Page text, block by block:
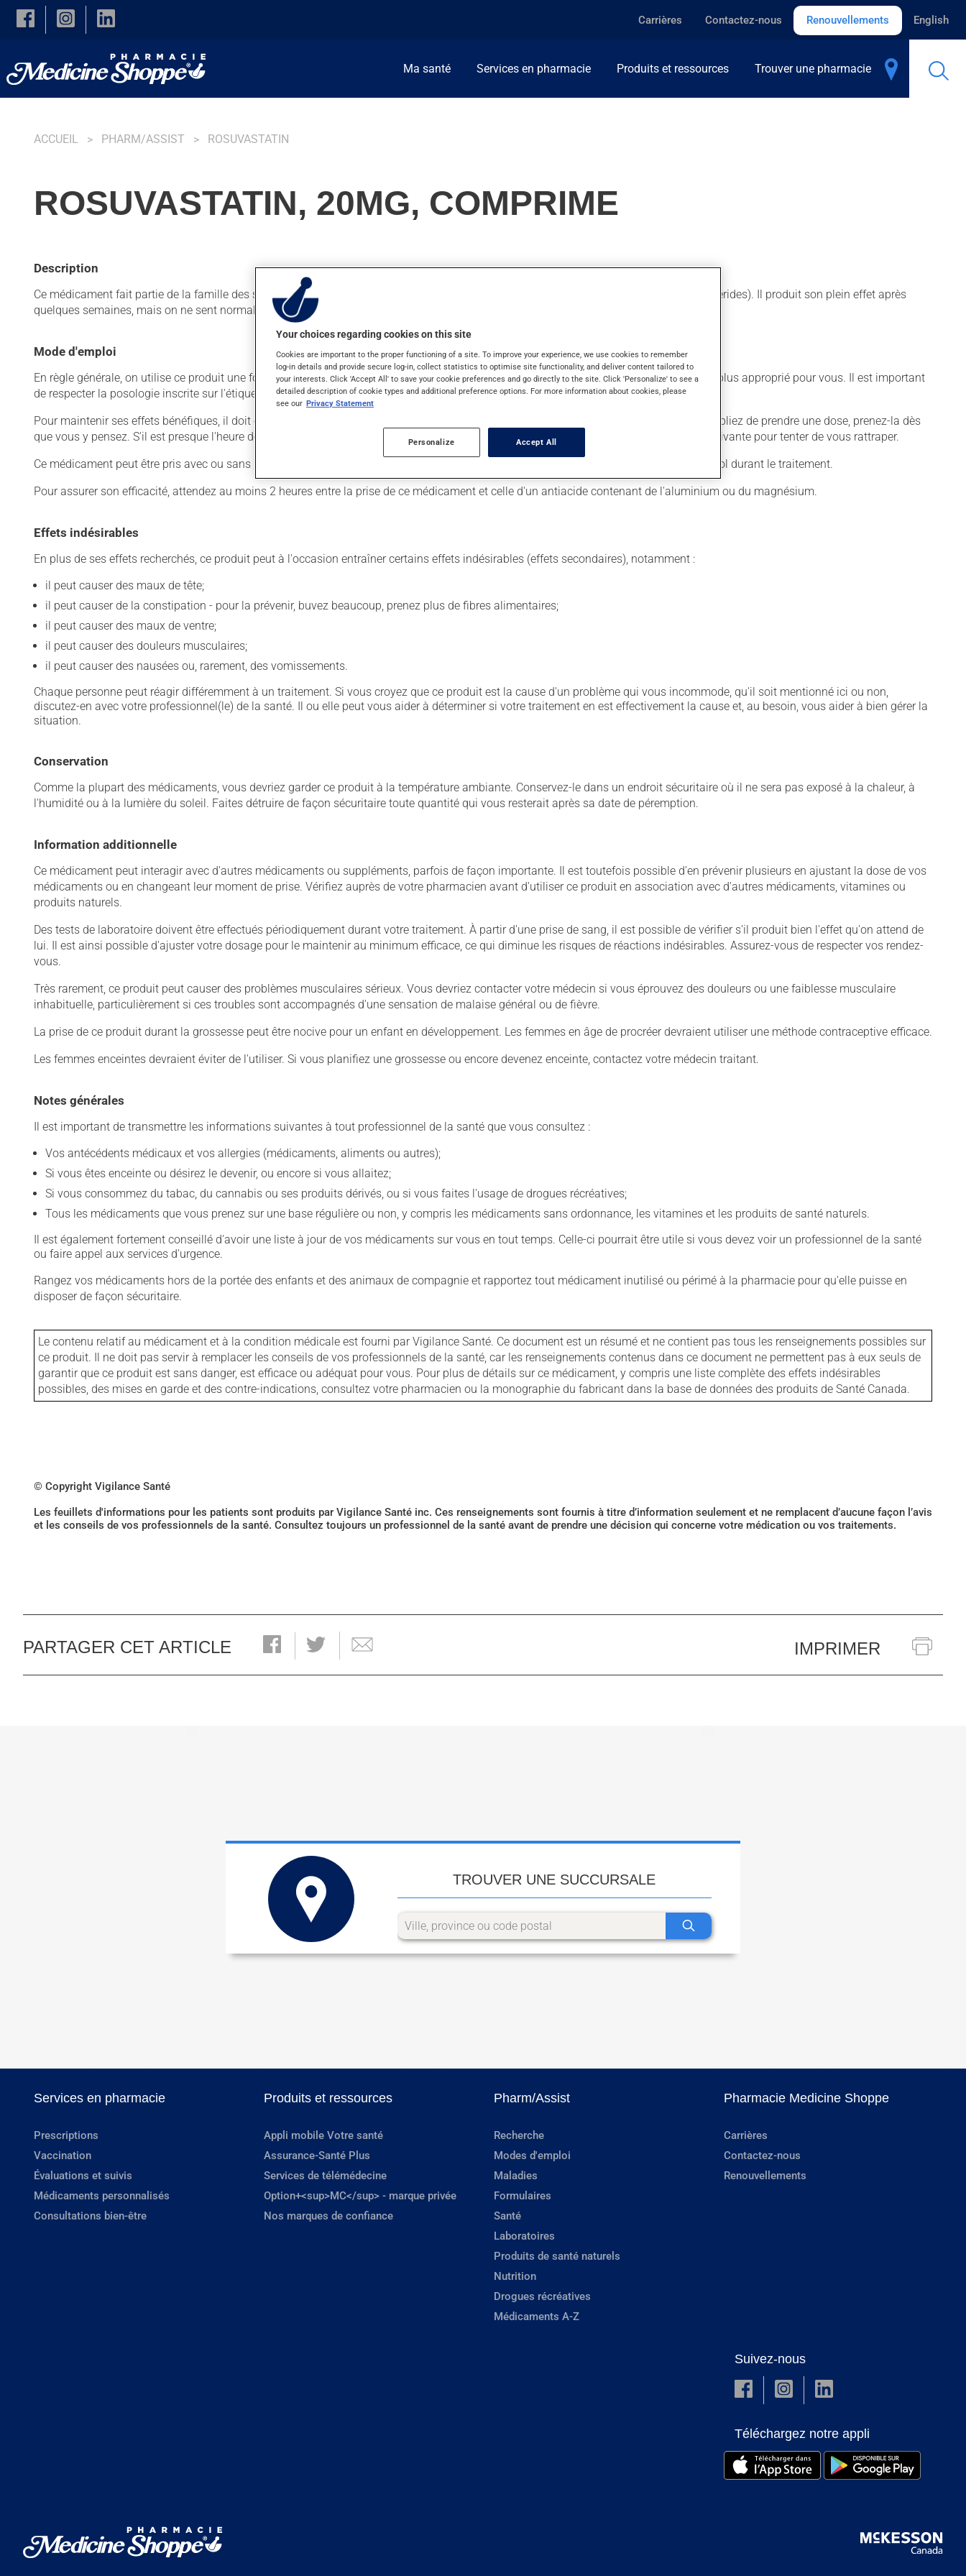
Skip to main content
Carrières Contactez-nous Renouvellements English
Ma santé Services en pharmacie Produits et ressources Trouver une pharmacie
ACCUEIL PHARM/ASSIST ROSUVASTATIN
ROSUVASTATIN, 20MG, COMPRIME
Description
Ce médicament fait partie de la famille des statines. Habituellement, on l'utilise pour diminuer les gras dans le sang (cholestérol / triglycérides). Il produit son plein effet après
quelques semaines, mais on ne sent normalement pas son action.
Mode d'emploi
En règle générale, on utilise ce produit une fois par jour. Il est possible que votre pharmacien vous ait indiqué un horaire différent qui est plus approprié pour vous. Il est important
de respecter la posologie inscrite sur l'étiquette. N'en utilisez pas plus, ni plus souvent qu'indiqué.
Pour maintenir ses effets bénéfiques, il doit être utilisé de façon régulière et continue. Assurez-vous de ne jamais en manquer. Si vous oubliez de prendre une dose, prenez-la dès
que vous y pensez. S'il est presque l'heure de votre dose suivante, laissez simplement tomber la dose oubliée. Ne doublez pas la dose suivante pour tenter de vous rattraper.
Ce médicament peut être pris avec ou sans nourriture, sans égard aux repas ou aux collations. Évitez la consommation excessive d'alcool durant le traitement.
Pour assurer son efficacité, attendez au moins 2 heures entre la prise de ce médicament et celle d'un antiacide contenant de l'aluminium ou du magnésium.
Effets indésirables
En plus de ses effets recherchés, ce produit peut à l'occasion entraîner certains effets indésirables (effets secondaires), notamment :
il peut causer des maux de tête;
il peut causer de la constipation - pour la prévenir, buvez beaucoup, prenez plus de fibres alimentaires;
il peut causer des maux de ventre;
il peut causer des douleurs musculaires;
il peut causer des nausées ou, rarement, des vomissements.
Chaque personne peut réagir différemment à un traitement. Si vous croyez que ce produit est la cause d'un problème qui vous incommode, qu'il soit mentionné ici ou non,
discutez-en avec votre professionnel(le) de la santé. Il ou elle peut vous aider à déterminer si votre traitement en est effectivement la cause et, au besoin, vous aider à bien gérer la
situation.
Conservation
Comme la plupart des médicaments, vous devriez garder ce produit à la température ambiante. Conservez-le dans un endroit sécuritaire où il ne sera pas exposé à la chaleur, à
l'humidité ou à la lumière du soleil. Faites détruire de façon sécuritaire toute quantité qui vous resterait après sa date de péremption.
Information additionnelle
Ce médicament peut interagir avec d'autres médicaments ou suppléments, parfois de façon importante. Il est toutefois possible d'en prévenir plusieurs en ajustant la dose de vos
médicaments ou en changeant leur moment de prise. Vérifiez auprès de votre pharmacien avant d'utiliser ce produit en association avec d'autres médicaments, vitamines ou
produits naturels.
Des tests de laboratoire doivent être effectués périodiquement durant votre traitement. À partir d'une prise de sang, il est possible de vérifier s'il produit bien l'effet qu'on attend de
lui. Il est ainsi possible d'ajuster votre dosage pour le maintenir au minimum efficace, ce qui diminue les risques de réactions indésirables. Assurez-vous de respecter vos rendez-
vous.
Très rarement, ce produit peut causer des problèmes musculaires sérieux. Vous devriez contacter votre médecin si vous éprouvez des douleurs ou une faiblesse musculaire
inhabituelle, particulièrement si ces troubles sont accompagnés d'une sensation de malaise général ou de fièvre.
La prise de ce produit durant la grossesse peut être nocive pour un enfant en développement. Les femmes en âge de procréer devraient utiliser une méthode contraceptive efficace.
Les femmes enceintes devraient éviter de l'utiliser. Si vous planifiez une grossesse ou encore devenez enceinte, contactez votre médecin traitant.
Notes générales
Il est important de transmettre les informations suivantes à tout professionnel de la santé que vous consultez :
Vos antécédents médicaux et vos allergies (médicaments, aliments ou autres);
Si vous êtes enceinte ou désirez le devenir, ou encore si vous allaitez;
Si vous consommez du tabac, du cannabis ou ses produits dérivés, ou si vous faites l'usage de drogues récréatives;
Tous les médicaments que vous prenez sur une base régulière ou non, y compris les médicaments sans ordonnance, les vitamines et les produits de santé naturels.
Il est également fortement conseillé d'avoir une liste à jour de vos médicaments sur vous en tout temps. Celle-ci pourrait être utile si vous devez voir un professionnel de la santé
ou faire appel aux services d'urgence.
Rangez vos médicaments hors de la portée des enfants et des animaux de compagnie et rapportez tout médicament inutilisé ou périmé à la pharmacie pour qu'elle puisse en
disposer de façon sécuritaire.
Le contenu relatif au médicament et à la condition médicale est fourni par Vigilance Santé. Ce document est un résumé et ne contient pas tous les renseignements possibles sur
ce produit. Il ne doit pas servir à remplacer les conseils de vos professionnels de la santé, car les renseignements contenus dans ce document ne permettent pas à eux seuls de
garantir que ce produit est sans danger, est efficace ou adéquat pour vous. Pour plus de détails sur ce médicament, y compris une liste complète des effets indésirables
possibles, des mises en garde et des contre-indications, consultez votre pharmacien ou la monographie du fabricant dans la base de données des produits de Santé Canada.
© Copyright Vigilance Santé
Les feuillets d'informations pour les patients sont produits par Vigilance Santé inc. Ces renseignements sont fournis à titre d’information seulement et ne remplacent d’aucune façon l’avis
et les conseils de vos professionnels de la santé. Consultez toujours un professionnel de la santé avant de prendre une décision qui concerne votre médication ou vos traitements.
PARTAGER CET ARTICLE IMPRIMER
TROUVER UNE SUCCURSALE
Services en pharmacie
Prescriptions
Vaccination
Évaluations et suivis
Médicaments personnalisés
Consultations bien-être
Produits et ressources
Appli mobile Votre santé
Assurance-Santé Plus
Services de télémédecine
Option+<sup>MC</sup> - marque privée
Nos marques de confiance
Pharm/Assist
Recherche
Modes d'emploi
Maladies
Formulaires
Santé
Laboratoires
Produits de santé naturels
Nutrition
Drogues récréatives
Médicaments A-Z
Pharmacie Medicine Shoppe
Carrières
Contactez-nous
Renouvellements
Suivez-nous
Téléchargez notre appli
Your choices regarding cookies on this site
Cookies are important to the proper functioning of a site. To improve your experience, we use cookies to remember
log-in details and provide secure log-in, collect statistics to optimise site functionality, and deliver content tailored to
your interests. Click 'Accept All' to save your cookie preferences and go directly to the site. Click 'Personalize' to see a
detailed description of cookie types and additional preference options. For more information about cookies, please
see our Privacy Statement
Personalize Accept All